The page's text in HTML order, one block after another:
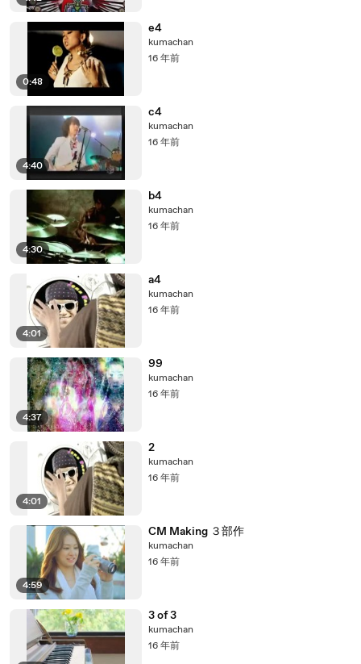
0:48
e4
kumachan
16 年前
4:40
c4
kumachan
16 年前
4:30
b4
kumachan
16 年前
4:01
a4
kumachan
16 年前
4:37
99
kumachan
16 年前
4:01
2
kumachan
16 年前
4:59
CM Making ３部作
kumachan
16 年前
3 of 3
kumachan
16 年前